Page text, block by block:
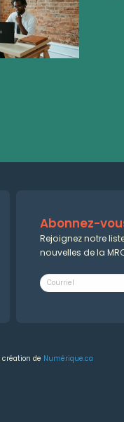
Abonnez-
Rejoignez notre
nouvelles de la
création de Numérique.ca